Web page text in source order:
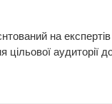
на
аудиторії